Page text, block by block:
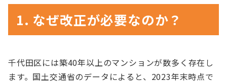
1. なぜ改正が必要なのか？
千代田区には築40年以上のマンションが数多く存在し
ます。国土交通省のデータによると、2023年末時点で